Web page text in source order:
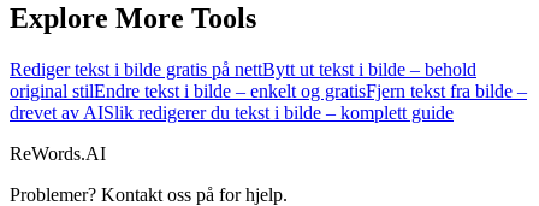
Explore More Tools
Rediger tekst i bilde gratis på nettBytt ut tekst i bilde – behold
original stilEndre tekst i bilde – enkelt og gratisFjern tekst fra bilde –
drevet av AISlik redigerer du tekst i bilde – komplett guide
ReWords.AI
Problemer? Kontakt oss på for hjelp.